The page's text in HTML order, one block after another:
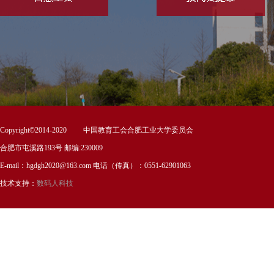
Copyright©2014-2020 中国教育工会合肥工业大学委员会
合肥市屯溪路193号 邮编:230009
E-mail：hgdgh2020@163.com 电话（传真）：0551-62901063
技术支持： 数码人科技